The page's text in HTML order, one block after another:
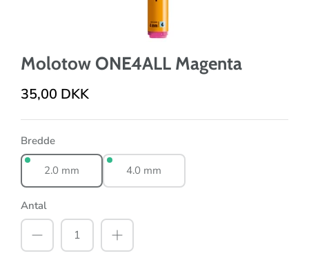
Molotow ONE4ALL Magenta
35,00 DKK
Bredde
2.0 mm 4.0 mm
Antal